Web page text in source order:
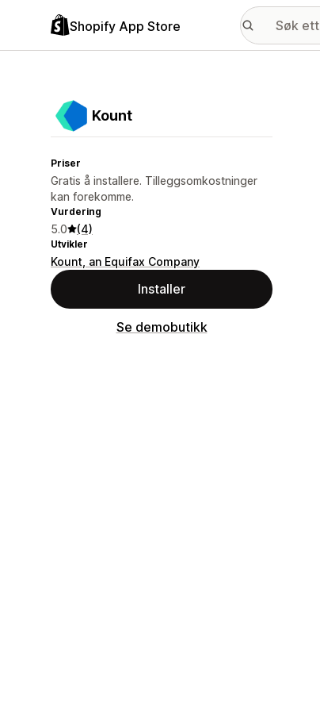
Shopify App Store
Kount
Priser
Gratis å installere. Tilleggsomkostninger
kan forekomme.
Vurdering
5.0 (4)
Utvikler
Kount, an Equifax Company
Installer
Se demobutikk